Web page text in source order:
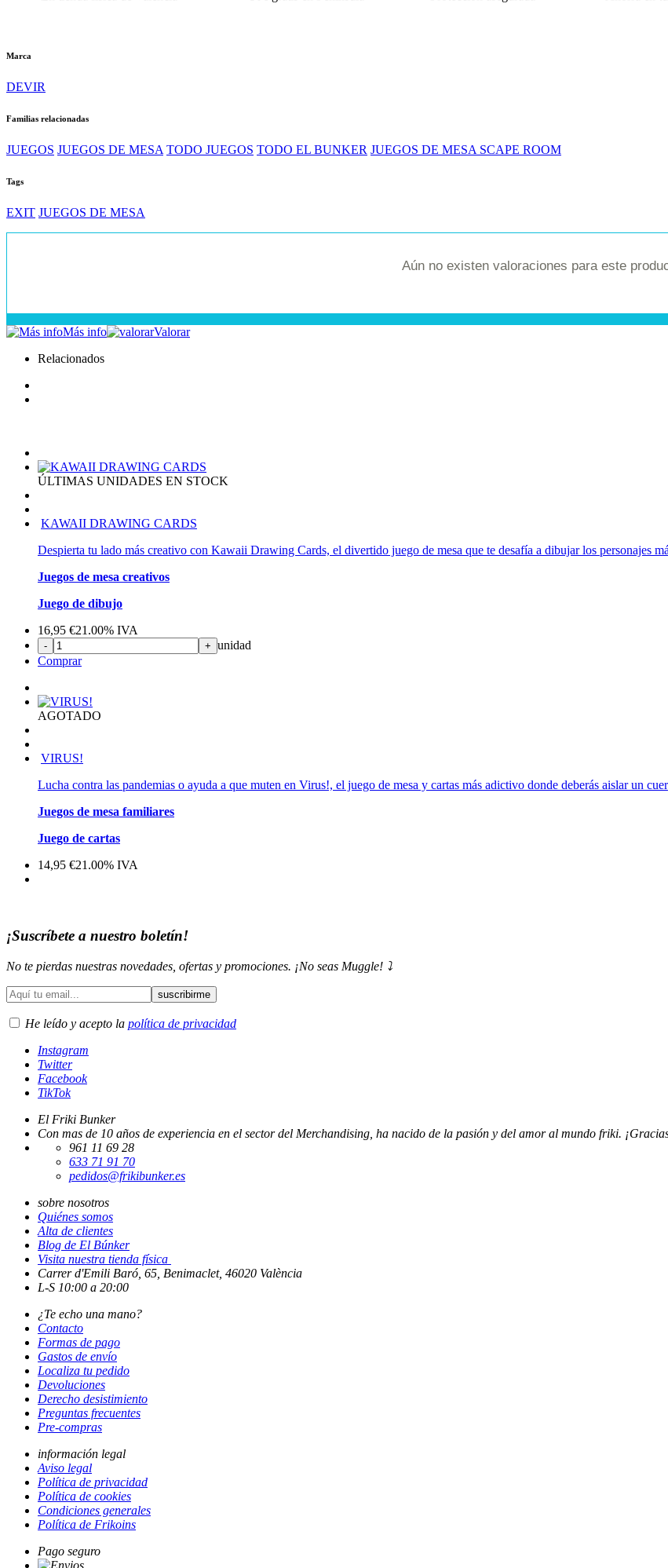
Marca
DEVIR
Familias relacionadas
JUEGOS JUEGOS DE MESA TODO JUEGOS TODO EL BUNKER JUEGOS DE MESA SCAPE ROOM
Tags
EXIT JUEGOS DE MESA
Aún no existen valoraciones para este
Más info
Valorar
Relacionados
ÚLTIMAS UNIDADES EN STOCK
KAWAII DRAWING CARDS
Despierta tu lado más creativo con Kawaii Drawing Cards, el divertido juego de mesa que te desafía a dibujar los personajes
Juegos de mesa creativos
Juego de dibujo
16,95 €21.00% IVA
- + unidad
Comprar
AGOTADO
VIRUS!
Lucha contra las pandemias o ayuda a que muten en Virus!, el juego de mesa y cartas más adictivo donde deberás aislar un
Juegos de mesa familiares
Juego de cartas
14,95 €21.00% IVA
¡Suscríbete a nuestro boletín!
No te pierdas nuestras novedades, ofertas y promociones. ¡No seas Muggle! ⤵️
He leído y acepto la política de privacidad
Instagram
Twitter
Facebook
TikTok
El Friki Bunker
Con mas de 10 años de experiencia en el sector del Merchandising, ha nacido de la pasión y del amor al mundo friki.
961 11 69 28
633 71 91 70
pedidos@frikibunker.es
sobre nosotros
Quiénes somos
Alta de clientes
Blog de El Búnker
Visita nuestra tienda física
Carrer d'Emili Baró, 65, Benimaclet, 46020 València
L-S 10:00 a 20:00
¿Te echo una mano?
Contacto
Formas de pago
Gastos de envío
Localiza tu pedido
Devoluciones
Derecho desistimiento
Preguntas frecuentes
Pre-compras
información legal
Aviso legal
Política de privacidad
Política de cookies
Condiciones generales
Política de Frikoins
Pago seguro